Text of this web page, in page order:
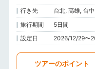
行き先
台北, 高雄, 台
旅行期間
5日間
設定日
2026/12/29〜
ツアーのポイント